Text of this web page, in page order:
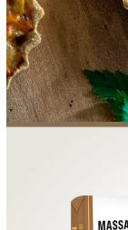
FOOD SERVICE
INVERNO